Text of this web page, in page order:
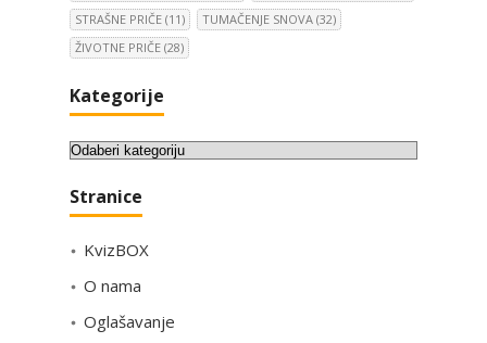
STRAŠNE PRIČE (11) TUMAČENJE SNOVA (32)
ŽIVOTNE PRIČE (28)
Kategorije
K
t
g
i
Stranice
KvizBOX
O nama
Oglašavanje